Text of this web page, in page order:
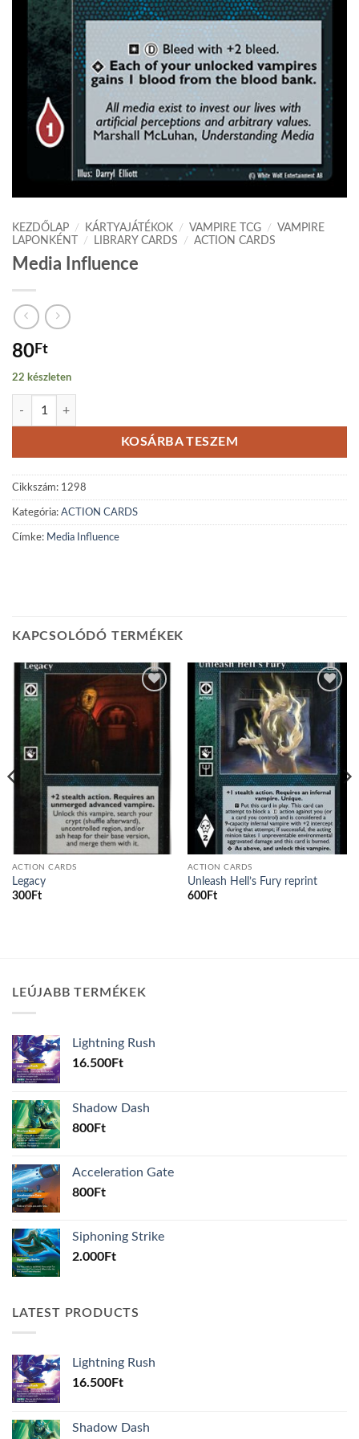
KEZDŐLAP / KÁRTYAJÁTÉKOK / VAMPIRE TCG /
VAMPIRE
LAPONKÉNT
/ LIBRARY CARDS / ACTION CARDS
Media Influence
80Ft
22 készleten
Media Influence mennyiség
KOSÁRBA TESZEM
Cikkszám: 1298
Kategória: ACTION CARDS
Címke: Media Influence
KAPCSOLÓDÓ TERMÉKEK
wishlist
ACTION CARDS
Legacy
300Ft
Add to
wishlist
ACTION CARDS
Unleash Hell’s Fury reprint
600Ft
LEÚJABB TERMÉKEK
Lightning Rush
16.500Ft
Shadow Dash
800Ft
Acceleration Gate
800Ft
Siphoning Strike
2.000Ft
LATEST PRODUCTS
Lightning Rush
16.500Ft
Shadow Dash